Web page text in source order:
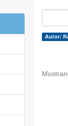
Autor: